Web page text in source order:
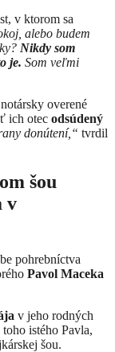
v ktorom sa
alebo budem
Nikdy som
je. Som veľmi
overené
ich otec odsúdený
donútení,“ tvrdil
šou
v
pohrebníctva
Pavol Maceka
v jeho rodných
istého Pavla,
šou.